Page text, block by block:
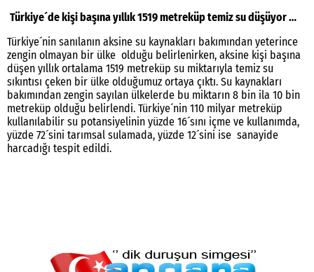
Türkiye´de kişi başına yıllık 1519 metreküp temiz su düşüyor …
Türkiye´nin sanılanın aksine su kaynakları bakımından yeterince
zengin olmayan bir ülke olduğu belirlenirken, aksine kişi başına
düşen yıllık ortalama 1519 metreküp su miktarıyla temiz su
sıkıntısı çeken bir ülke olduğumuz ortaya çıktı. Su kaynakları
bakımından zengin sayılan ülkelerde bu miktarın 8 bin ila 10 bin
metreküp olduğu belirlendi. Türkiye´nin 110 milyar metreküp
kullanılabilir su potansiyelinin yüzde 16´sını içme ve kullanımda,
yüzde 72´sini tarımsal sulamada, yüzde 12´sini ise sanayide
harcadığı tespit edildi.